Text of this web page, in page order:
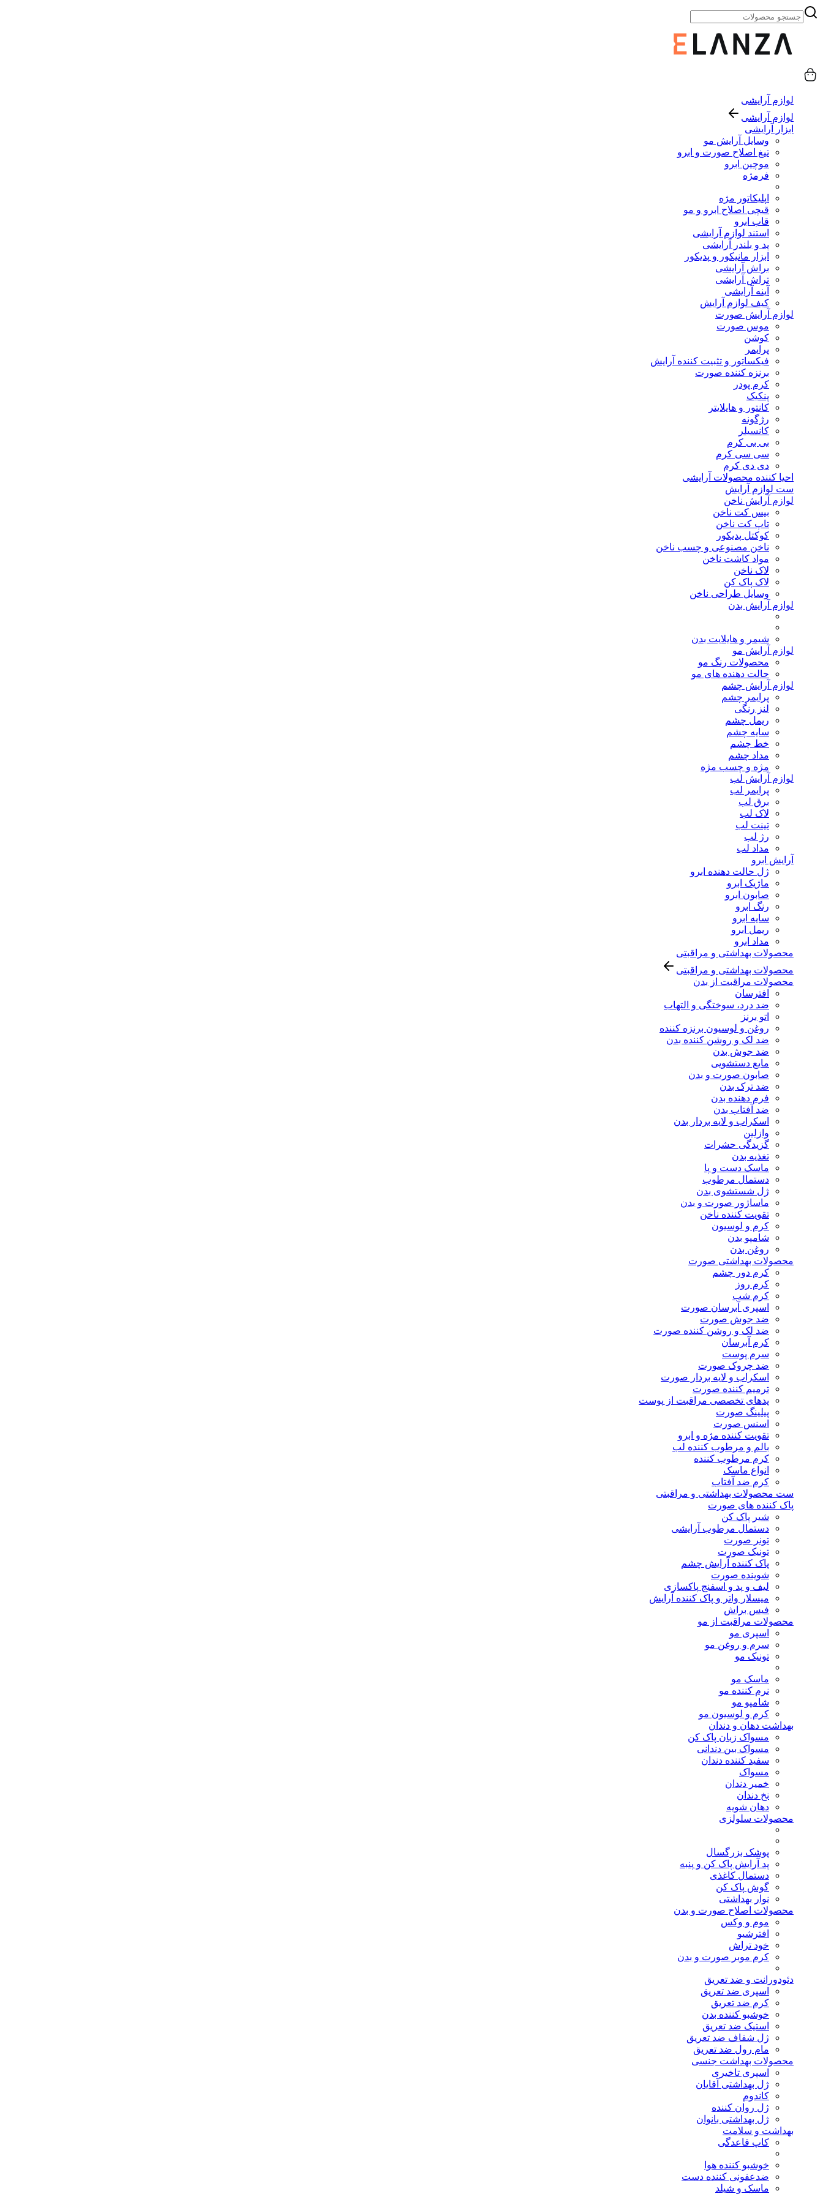
لوازم آرایشی
لوازم آرایشی
ابزار آرایشی
وسایل آرایش مو
تیغ اصلاح صورت و ابرو
موچین ابرو
فرمژه
اپلیکاتور مژه
قیچی اصلاح ابرو و مو
قاب ابرو
استند لوازم آرایشی
پد و بلندر آرایشی
ابزار مانیکور و پدیکور
براش آرایشی
تراش آرایشی
آینه آرایشی
کیف لوازم آرایش
لوازم آرایش صورت
موس صورت
کوشن
پرایمر
فیکساتور و تثبیت کننده آرایش
برنزه کننده صورت
کرم پودر
پنکیک
کانتور و هایلایتر
رژگونه
کانسیلر
بی بی کرم
سی سی کرم
دی دی کرم
احیا کننده محصولات آرایشی
ست لوازم آرایش
لوازم آرایش ناخن
بیس کت ناخن
تاپ کت ناخن
کوکتل پدیکور
ناخن مصنوعی و چسب ناخن
مواد کاشت ناخن
لاک ناخن
لاک پاک کن
وسایل طراحی ناخن
لوازم آرایش بدن
شیمر و هایلایت بدن
لوازم آرایش مو
محصولات رنگ مو
حالت دهنده های مو
لوازم آرایش چشم
پرایمر چشم
لنز رنگی
ریمل چشم
سایه چشم
خط چشم
مداد چشم
مژه و چسب مژه
لوازم آرایش لب
پرایمر لب
برق لب
لاک لب
تینت لب
رژ لب
مداد لب
آرایش ابرو
ژل حالت دهنده ابرو
ماژیک ابرو
صابون ابرو
رنگ ابرو
سایه ابرو
ریمل ابرو
مداد ابرو
محصولات بهداشتی و مراقبتی
محصولات بهداشتی و مراقبتی
محصولات مراقبت از بدن
افترسان
ضد درد، سوختگی و التهاب
اتو برنز
روغن و لوسیون برنزه کننده
ضد لک و روشن کننده بدن
ضد جوش بدن
مایع دستشویی
صابون صورت و بدن
ضد ترک بدن
فرم دهنده بدن
ضد آفتاب بدن
اسکراب و لایه بردار بدن
وازلین
گزیدگی حشرات
تغذیه بدن
ماسک دست و پا
دستمال مرطوب
ژل شستشوی بدن
ماساژور صورت و بدن
تقویت کننده ناخن
کرم و لوسیون
شامپو بدن
روغن بدن
محصولات بهداشتی صورت
کرم دور چشم
کرم روز
کرم شب
اسپری آبرسان صورت
ضد جوش صورت
ضد لک و روشن کننده صورت
کرم آبرسان
سرم پوست
ضد چروک صورت
اسکراب و لایه بردار صورت
ترمیم کننده صورت
پدهای تخصصی مراقبت از پوست
پیلینگ صورت
اسنس صورت
تقویت کننده مژه و ابرو
بالم و مرطوب کننده لب
کرم مرطوب کننده
انواع ماسک
کرم ضد آفتاب
ست محصولات بهداشتی و مراقبتی
پاک کننده های صورت
شیر پاک کن
دستمال مرطوب آرایشی
تونر صورت
تونیک صورت
پاک کننده آرایش چشم
شوینده صورت
لیف و پد و اسفنج پاکسازی
میسلار واتر و پاک کننده آرایش
فیس براش
محصولات مراقبت از مو
اسپری مو
سرم و روغن مو
تونیک مو
ماسک مو
نرم کننده مو
شامپو مو
کرم و لوسیون مو
بهداشت دهان و دندان
مسواک زبان پاک کن
مسواک بین دندانی
سفید کننده دندان
مسواک
خمیر دندان
نخ دندان
دهان شویه
محصولات سلولزی
پوشک بزرگسال
پد آرایش پاک کن و پنبه
دستمال کاغذی
گوش پاک کن
نوار بهداشتی
محصولات اصلاح صورت و بدن
موم و وکس
افترشیو
خود تراش
کرم موبر صورت و بدن
دئودورانت و ضد تعریق
اسپری ضد تعریق
کرم ضد تعریق
خوشبو کننده بدن
استیک ضد تعریق
ژل شفاف ضد تعریق
مام رول ضد تعریق
محصولات بهداشت جنسی
اسپری تاخیری
ژل بهداشتی آقایان
کاندوم
ژل روان کننده
ژل بهداشتی بانوان
بهداشت و سلامت
کاپ قاعدگی
خوشبو کننده هوا
ضدعفونی کننده دست
ماسک و شیلد